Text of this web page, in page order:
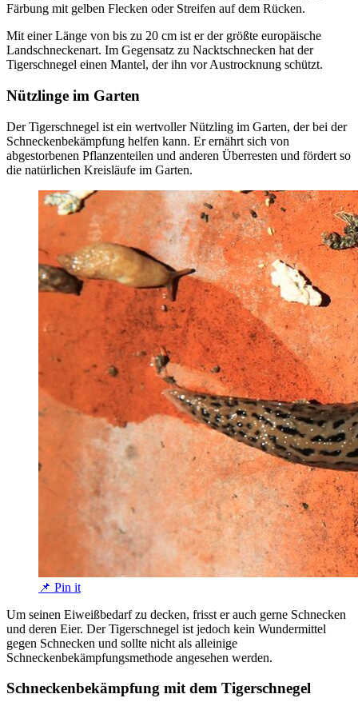
Färbung mit gelben Flecken oder Streifen auf dem Rücken.
Mit einer Länge von bis zu 20 cm ist er der größte europäische
Landschneckenart. Im Gegensatz zu Nacktschnecken hat der
Tigerschnegel einen Mantel, der ihn vor Austrocknung schützt.
Nützlinge im Garten
Der Tigerschnegel ist ein wertvoller Nützling im Garten, der bei der
Schneckenbekämpfung helfen kann. Er ernährt sich von
abgestorbenen Pflanzenteilen und anderen Überresten und fördert so
die natürlichen Kreisläufe im Garten.
📌 Pin it
Um seinen Eiweißbedarf zu decken, frisst er auch gerne Schnecken
und deren Eier. Der Tigerschnegel ist jedoch kein Wundermittel
gegen Schnecken und sollte nicht als alleinige
Schneckenbekämpfungsmethode angesehen werden.
Schneckenbekämpfung mit dem Tigerschnegel